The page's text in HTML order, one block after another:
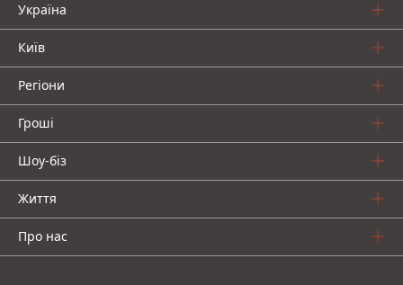
Україна
Київ
Регіони
Гроші
Шоу-біз
Життя
Про нас